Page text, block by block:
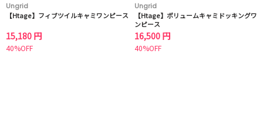
Ungrid
【Htage】フィブツイルキャミワンピース
15,180 円
40%OFF
Ungrid
【Htage】ボリュームキャミドッキングワ
ンピース
16,500 円
40%OFF